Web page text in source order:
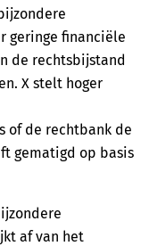
geringe financiële
de rechtsbijstand
X stelt hoger
of de rechtbank de
gematigd op basis
af van het